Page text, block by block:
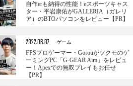
自作erも納得の性能！eスポーツキャス
ター・平岩康佑がGALLERIA（ガレリ
ア）のBTOパソコンをレビュー【PR】
2022.06.07 ゲーム
FPSプロゲーマー・Gorouがツクモのゲ
ーミングPC「G-GEAR Aim」をレビュ
ー！Apexでの無双プレイもお任せ
【PR】